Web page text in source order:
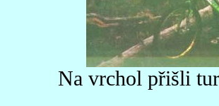
Na vrchol přišli